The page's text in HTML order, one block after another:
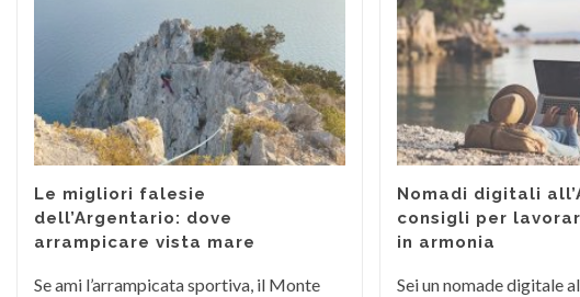
Le migliori falesie
dell’Argentario: dove
arrampicare vista mare
Se ami l’arrampicata sportiva, il Monte
Nomadi digitali
consigli per
in armonia
Sei un nomade digitale